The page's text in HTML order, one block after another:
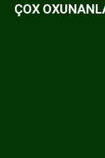
ÇOX